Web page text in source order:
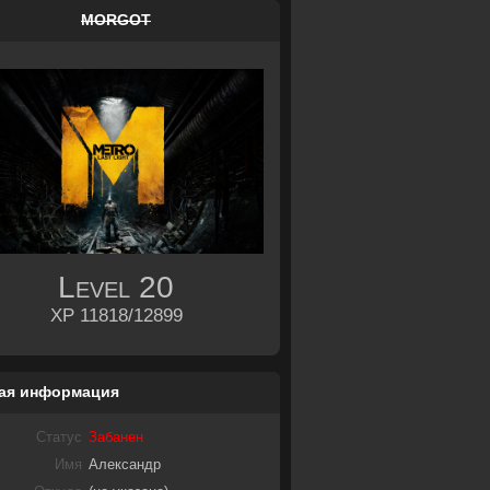
MORGOT
Level 20
XP 11818/12899
информация
Статус Забанен
Имя Александр